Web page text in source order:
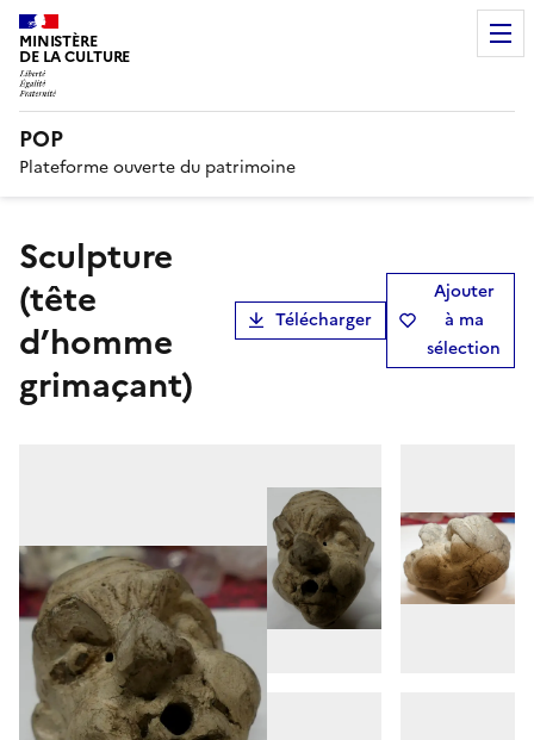
MINISTÈRE
DE LA CULTURE
POP
Plateforme ouverte du patrimoine
sculpture
(tête
d’homme
grimaçant)
Télécharger
Ajouter
à ma
sélection